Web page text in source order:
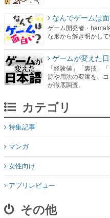
なんでゲームは
ゲーム開発者・
な形から解き明かし
ゲームが変えた
「経験値」「裏技」
源や用法の変遷を、
が徹底調査。
カテゴリ
特集記事
マンガ
女性向け
アプリレビュー
その他